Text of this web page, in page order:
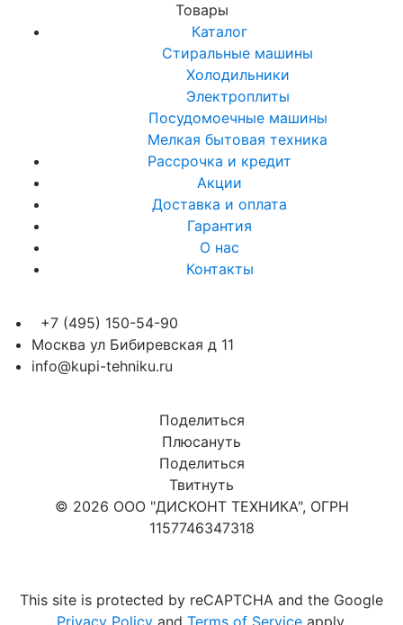
Товары
Каталог
Стиральные машины
Холодильники
Электроплиты
Посудомоечные машины
Мелкая бытовая техника
Рассрочка и кредит
Акции
Доставка и оплата
Гарантия
О нас
Контакты
+7 (495) 150-54-90
Москва ул Бибиревская д 11
info@kupi-tehniku.ru
Поделиться
Плюсануть
Поделиться
Твитнуть
© 2026 ООО "ДИСКОНТ ТЕХНИКА", ОГРН
1157746347318
This site is protected by reCAPTCHA and the Google